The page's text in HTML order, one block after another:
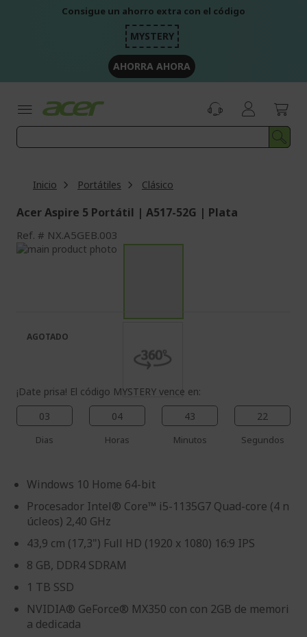
Consigue un ahorro extra con el código
MYSTERY
AHORRA AHORA
Inicio Portátiles Clásico
Acer Aspire 5 Portátil | A517-52G | Plata
Ref. NX.A5GEB.003
Saltar
imágenes
galería
¡Date prisa! El código MYSTERY vence en:
03
Dias
04
Horas
43
Minutos
22
Segundos
Windows 10 Home 64-bit
Procesador Intel® Core™ i5-1135G7 Quad-core (4 n
úcleos) 2,40 GHz
43,9 cm (17,3") Full HD (1920 x 1080) 16:9 IPS
8 GB, DDR4 SDRAM
1 TB SSD
NVIDIA® GeForce® MX350 con con 2GB de memori
a dedicada
AGOTADO